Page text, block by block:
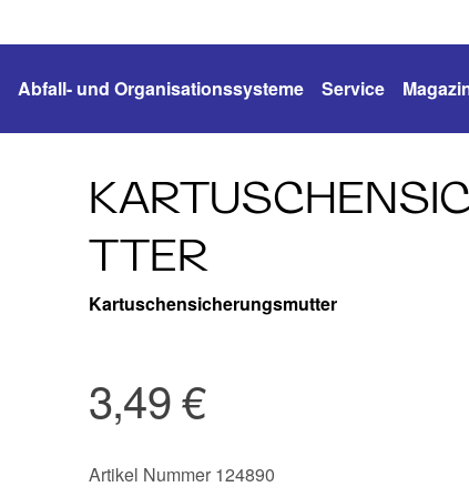
Abfall- und Organisationssysteme Service
TTER
Kartuschensicherungsmutter
3,49 €
Artikel Nummer 124890